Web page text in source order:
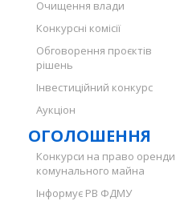
Очищення влади
Конкурсні комісії
Обговорення проєктів
рішень
Інвестиційний конкурс
Аукціон
ОГОЛОШЕННЯ
Конкурси на право оренди
комунального майна
Інформує РВ ФДМУ